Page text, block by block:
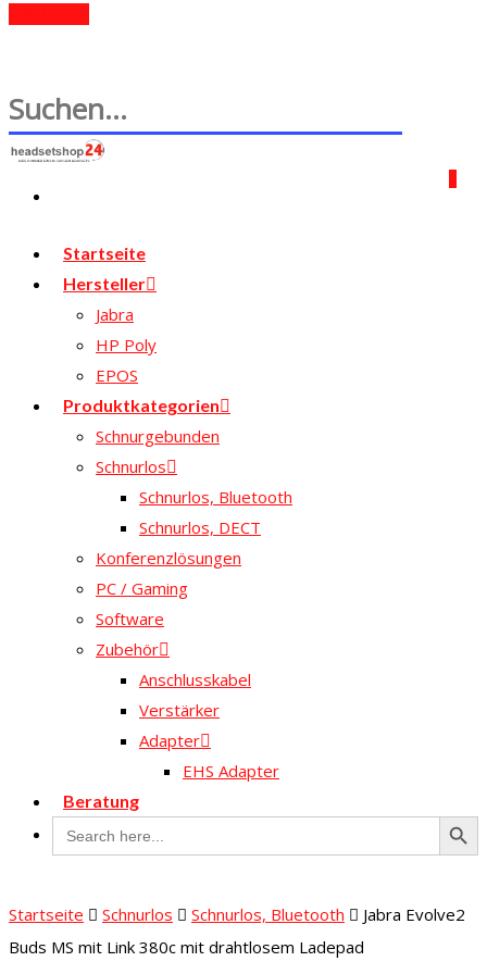
Startseite
Hersteller
Jabra
HP Poly
EPOS
Produktkategorien
Schnurgebunden
Schnurlos
Schnurlos, Bluetooth
Schnurlos, DECT
Konferenzlösungen
PC / Gaming
Software
Zubehör
Anschlusskabel
Verstärker
Adapter
EHS Adapter
Beratung
Search
for:
Search
Startseite Schnurlos Schnurlos, Bluetooth
Jabra Evolve2
Buds MS mit Link 380c mit drahtlosem Ladepad